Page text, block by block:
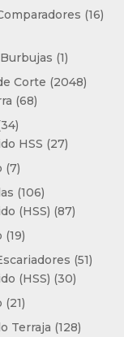
producto
1616
11
producto
Corte 20482048
6868
3434
productos
HSS 2727
77
productos
106106
productos
(HSS) 8787
1919
productos5151
(HSS) 3030
2121
productos
Terraja 128128